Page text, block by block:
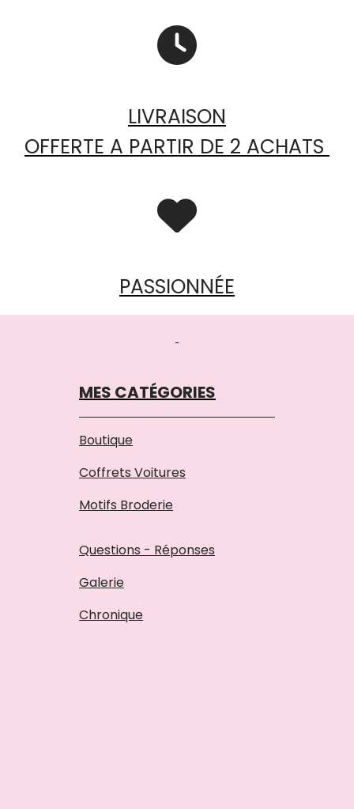

LIVRAISON
OFFERTE A PARTIR DE 2 ACHATS

PASSIONNÉE
MES CATÉGORIES
Boutique
Coffrets Voitures
Motifs Broderie
Questions - Réponses
Galerie
Chronique